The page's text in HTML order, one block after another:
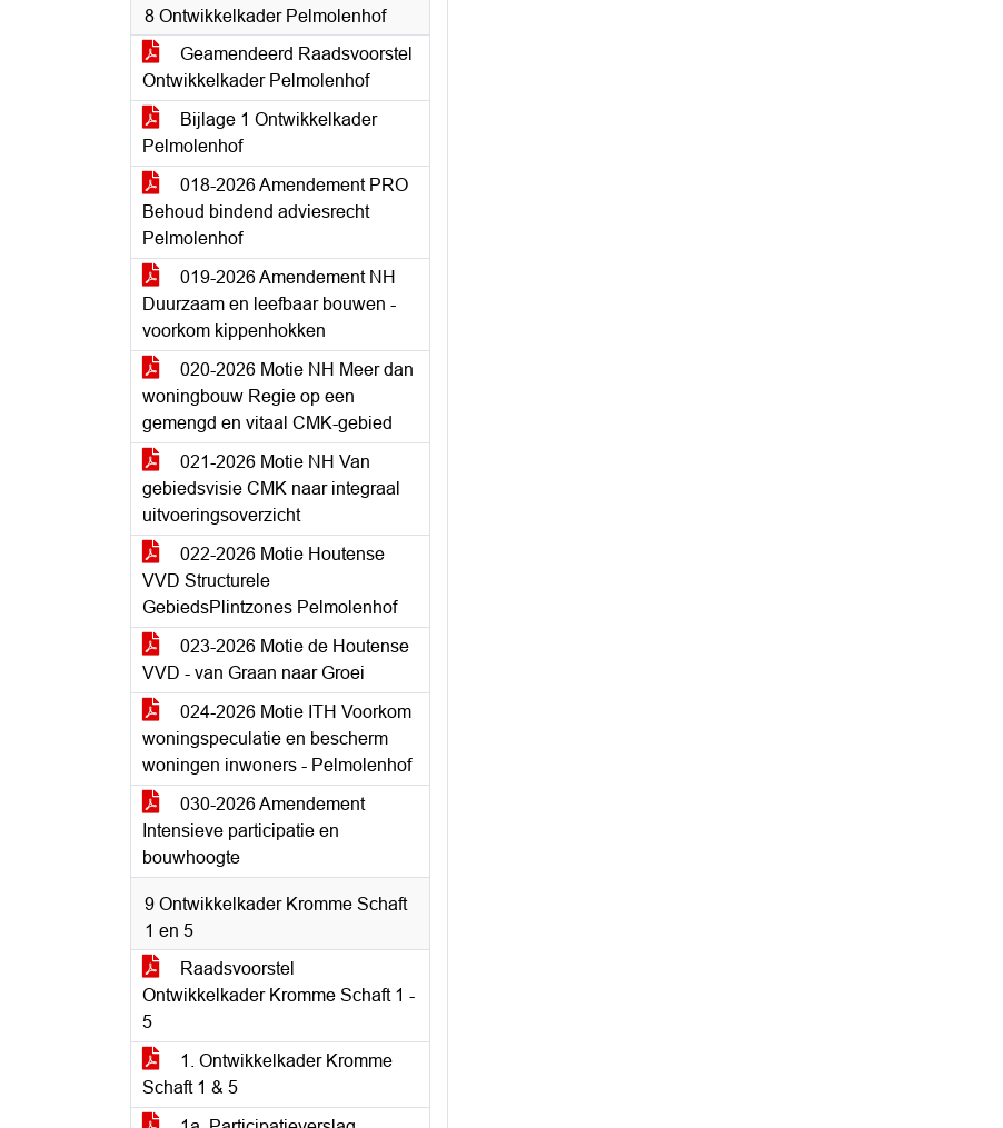
8 Ontwikkelkader Pelmolenhof
Geamendeerd Raadsvoorstel
Ontwikkelkader Pelmolenhof
Bijlage 1 Ontwikkelkader
Pelmolenhof
018-2026 Amendement PRO
Behoud bindend adviesrecht
Pelmolenhof
019-2026 Amendement NH
Duurzaam en leefbaar bouwen -
voorkom kippenhokken
020-2026 Motie NH Meer dan
woningbouw Regie op een
gemengd en vitaal CMK-gebied
021-2026 Motie NH Van
gebiedsvisie CMK naar integraal
uitvoeringsoverzicht
022-2026 Motie Houtense
VVD Structurele
GebiedsPlintzones Pelmolenhof
023-2026 Motie de Houtense
VVD - van Graan naar Groei
024-2026 Motie ITH Voorkom
woningspeculatie en bescherm
woningen inwoners - Pelmolenhof
030-2026 Amendement
Intensieve participatie en
bouwhoogte
9 Ontwikkelkader Kromme Schaft
1 en 5
Raadsvoorstel
Ontwikkelkader Kromme Schaft 1 -
5
1. Ontwikkelkader Kromme
Schaft 1 & 5